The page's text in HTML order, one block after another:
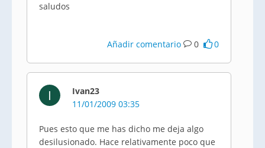
saludos
Añadir comentario 0 0
I
Ivan23
11/01/2009 03:35
Pues esto que me has dicho me deja algo
desilusionado. Hace relativamente poco que